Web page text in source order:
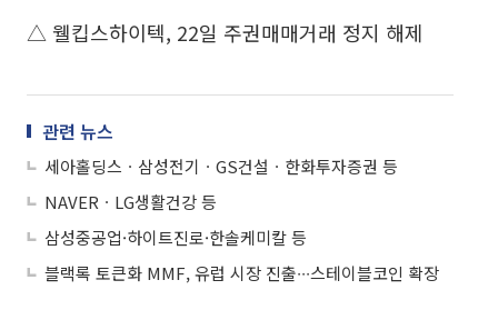
△ 웰킵스하이텍, 22일 주권매매거래 정지 해제
관련 뉴스
세아홀딩스ㆍ삼성전기ㆍGS건설ㆍ한화투자증권 등
NAVERㆍLG생활건강 등
삼성중공업·하이트진로·한솔케미칼 등
블랙록 토큰화 MMF, 유럽 시장 진출∙∙∙스테이블코인 확장